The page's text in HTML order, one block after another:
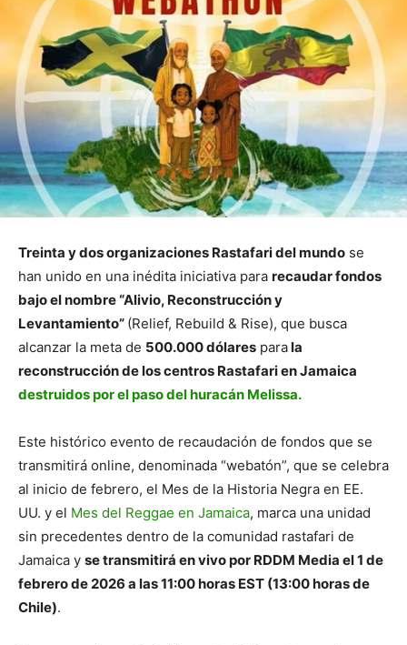
Treinta y dos organizaciones Rastafari del mundo se
han unido en una inédita iniciativa para recaudar fondos
bajo el nombre “Alivio, Reconstrucción y
Levantamiento” (Relief, Rebuild & Rise), que busca
alcanzar la meta de 500.000 dólares parala
reconstrucción de los centros Rastafari en Jamaica
destruidos por el paso del huracán Melissa.
Este histórico evento de recaudación de fondos que se
transmitirá online, denominada “webatón”, que se celebra
al inicio de febrero, el Mes de la Historia Negra en EE.
UU. y el Mes del Reggae en Jamaica, marca una unidad
sin precedentes dentro de la comunidad rastafari de
Jamaica y se transmitirá en vivo por RDDM Media el 1 de
febrero de 2026 a las 11:00 horas EST (13:00 horas de
Chile).